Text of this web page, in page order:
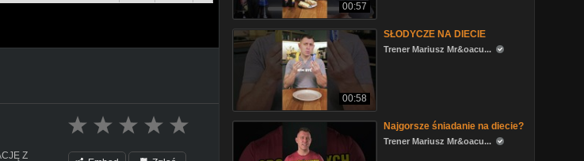
Z
00:57
00:58
SŁODYCZE NA DIECIE
Trener Mariusz Mr&oacu...
Najgorsze śniadanie na diecie?
Trener Mariusz Mr&oacu...